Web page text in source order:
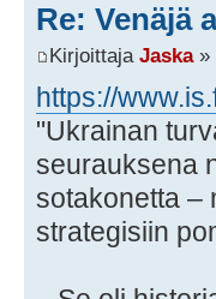
Re: Venäjä
Kirjoittaja Jaska»
https://
"Ukrainan
seurauksena
sotakonetta –
strategisiin